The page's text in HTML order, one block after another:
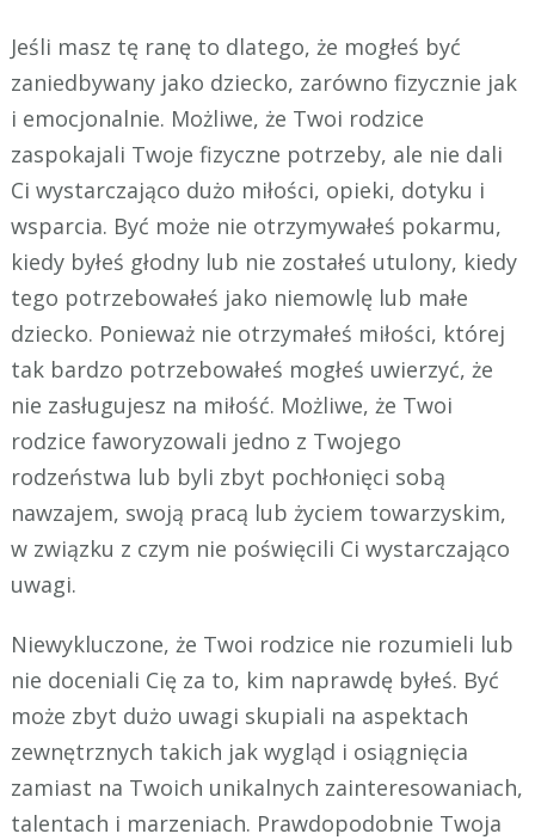
Jeśli masz tę ranę to dlatego, że mogłeś być
zaniedbywany jako dziecko, zarówno fizycznie jak
i emocjonalnie. Możliwe, że Twoi rodzice
zaspokajali Twoje fizyczne potrzeby, ale nie dali
Ci wystarczająco dużo miłości, opieki, dotyku i
wsparcia. Być może nie otrzymywałeś pokarmu,
kiedy byłeś głodny lub nie zostałeś utulony, kiedy
tego potrzebowałeś jako niemowlę lub małe
dziecko. Ponieważ nie otrzymałeś miłości, której
tak bardzo potrzebowałeś mogłeś uwierzyć, że
nie zasługujesz na miłość. Możliwe, że Twoi
rodzice faworyzowali jedno z Twojego
rodzeństwa lub byli zbyt pochłonięci sobą
nawzajem, swoją pracą lub życiem towarzyskim,
w związku z czym nie poświęcili Ci wystarczająco
uwagi.
Niewykluczone, że Twoi rodzice nie rozumieli lub
nie doceniali Cię za to, kim naprawdę byłeś. Być
może zbyt dużo uwagi skupiali na aspektach
zewnętrznych takich jak wygląd i osiągnięcia
zamiast na Twoich unikalnych zainteresowaniach,
talentach i marzeniach. Prawdopodobnie Twoja